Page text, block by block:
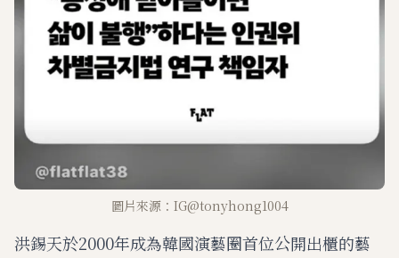
圖片來源：IG@tonyhong1004
洪錫天於2000年成為韓國演藝圈首位公開出櫃的藝